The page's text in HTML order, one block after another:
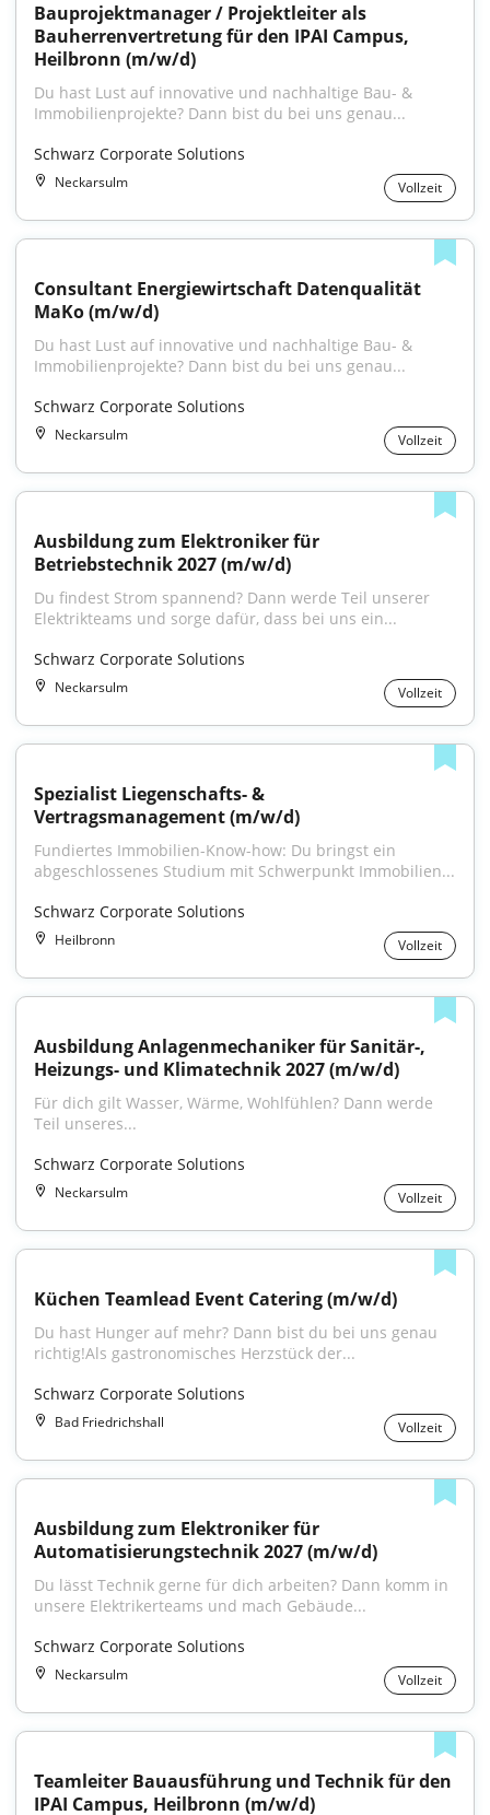
Bauprojektmanager / Projektleiter als
Bauherrenvertretung für den IPAI Campus,
Heilbronn (m/w/d)
Du hast Lust auf innovative und nachhaltige Bau- &
Immobilienprojekte? Dann bist du bei uns genau...
Schwarz Corporate Solutions
Neckarsulm Vollzeit
Consultant Energiewirtschaft Datenqualität
MaKo (m/w/d)
Du hast Lust auf innovative und nachhaltige Bau- &
Immobilienprojekte? Dann bist du bei uns genau...
Schwarz Corporate Solutions
Neckarsulm Vollzeit
Ausbildung zum Elektroniker für
Betriebstechnik 2027 (m/w/d)
Du findest Strom spannend? Dann werde Teil unserer
Elektrikteams und sorge dafür, dass bei uns ein...
Schwarz Corporate Solutions
Neckarsulm Vollzeit
Spezialist Liegenschafts- &
Vertragsmanagement (m/w/d)
Fundiertes Immobilien-Know-how: Du bringst ein
abgeschlossenes Studium mit Schwerpunkt Immobilien...
Schwarz Corporate Solutions
Heilbronn Vollzeit
Ausbildung Anlagenmechaniker für Sanitär-,
Heizungs- und Klimatechnik 2027 (m/w/d)
Für dich gilt Wasser, Wärme, Wohlfühlen? Dann werde
Teil unseres...
Schwarz Corporate Solutions
Neckarsulm Vollzeit
Küchen Teamlead Event Catering (m/w/d)
Du hast Hunger auf mehr? Dann bist du bei uns genau
richtig!Als gastronomisches Herzstück der...
Schwarz Corporate Solutions
Bad Friedrichshall Vollzeit
Ausbildung zum Elektroniker für
Automatisierungstechnik 2027 (m/w/d)
Du lässt Technik gerne für dich arbeiten? Dann komm in
unsere Elektrikerteams und mach Gebäude...
Schwarz Corporate Solutions
Neckarsulm Vollzeit
Teamleiter Bauausführung und Technik für den
IPAI Campus, Heilbronn (m/w/d)